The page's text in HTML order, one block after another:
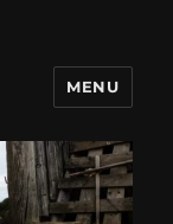
MENU